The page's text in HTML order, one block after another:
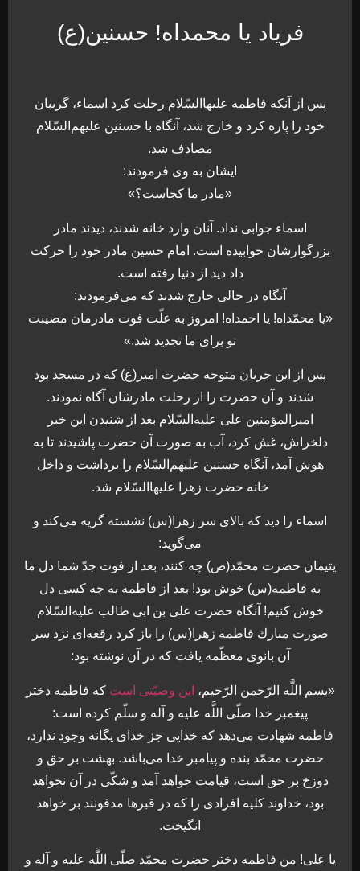
فریاد یا محمداه! حسنین(ع)
پس از آنكه فاطمه عليهاالسّلام رحلت كرد اسماء، گريبان
خود را پاره كرد و خارج شد، آنگاه با حسنين عليهم‌السّلام
مصادف شد.
ايشان به وى فرمودند:
«مادر ما كجاست؟»
اسماء جوابى نداد. آنان وارد خانه شدند، ديدند مادر
بزرگوارشان خوابيده است. امام حسين مادر خود را حركت
داد ديد از دنيا رفته است.
آنگاه در حالى خارج شدند كه مى‌‏فرمودند:
«يا محمّداه! يا احمداه! امروز به علّت فوت مادرمان مصيبت
تو براى ما تجديد شد.»
پس از اين جريان متوجه حضرت امير(ع) كه در مسجد بود
شدند و آن حضرت را از رحلت مادرشان آگاه نمودند.
اميرالمؤمنين على عليه‌السّلام بعد از شنيدن اين خبر
دلخراش، غش كرد، آب به صورت آن حضرت پاشيدند تا به
هوش آمد، آنگاه حسنين عليهم‌السّلام را برداشت و داخل
خانه حضرت‏ زهرا عليهاالسّلام شد.
اسماء را ديد كه بالاى سر زهرا(س) نشسته گريه مى‏‌كند و
مى‌‏گويد:
يتيمان حضرت محمّد(ص) چه كنند، بعد از فوت جدّ شما دل ما
به فاطمه(س) خوش بود! بعد از فاطمه به چه كسى دل
خوش كنيم! آنگاه حضرت على بن ابى طالب عليه‌السّلام
صورت مبارك فاطمه زهرا(س) را باز كرد رقعه‏‌اى نزد سر
آن بانوى معظّمه يافت كه در آن نوشته بود:
«بسم اللَّه الرّحمن الرّحيم، اين وصيّتى است كه فاطمه دختر
پيغمبر خدا صلّى اللَّه عليه و آله و سلّم كرده است:
فاطمه شهادت مى‏‌دهد كه خدايى جز خداى يگانه وجود ندارد،
حضرت محمّد بنده و پيامبر خدا مى‏‌باشد. بهشت بر حق و
دوزخ بر حق است، قيامت خواهد آمد و شكّى در آن نخواهد
بود، خداوند كليه افرادى را كه در قبرها مدفونند بر خواهد
انگيخت.
يا على! من فاطمه دختر حضرت محمّد صلّى اللَّه عليه و آله و